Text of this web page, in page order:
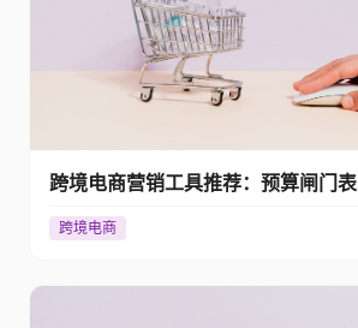
跨境电商营销工具推荐：预算闸门表
跨境电商